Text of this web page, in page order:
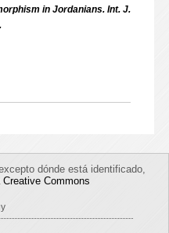
in Jordanians. Int. J.
dónde está identificado,
Creative Commons